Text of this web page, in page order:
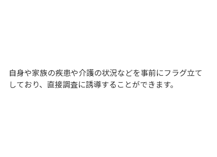
自身や家族の疾患や介護の状況などを事前にフラグ立て
しており、直接調査に誘導することができます。